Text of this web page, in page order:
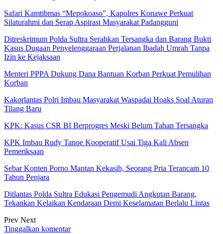
Safari Kamtibmas “Mepokoaso”, Kapolres Konawe Perkuat
Silaturahmi dan Serap Aspirasi Masyarakat Padangguni
Ditreskrimum Polda Sultra Serahkan Tersangka dan Barang Bukti
Kasus Dugaan Penyelenggaraan Perjalanan Ibadah Umrah Tanpa
Izin ke Kejaksaan
Menteri PPPA Dukung Dana Bantuan Korban Perkuat Pemulihan
Korban
Kakorlantas Polri Imbau Masyarakat Waspadai Hoaks Soal Aturan
Tilang Baru
KPK: Kasus CSR BI Berprogres Meski Belum Tahan Tersangka
KPK Imbau Rudy Tanoe Kooperatif Usai Tiga Kali Absen
Pemeriksaan
Sebar Konten Porno Mantan Kekasih, Seorang Pria Terancam 10
Tahun Penjara
Ditlantas Polda Sultra Edukasi Pengemudi Angkutan Barang,
Tekankan Kelaikan Kendaraan Demi Keselamatan Berlalu Lintas
Prev Next
Tinggalkan komentar